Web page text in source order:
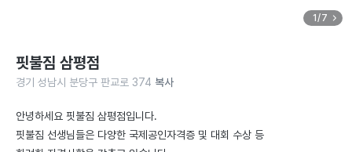
1/7
핏불짐 삼평점
경기 성남시 분당구 판교로 374 복사
안녕하세요 핏불짐 삼평점입니다.
핏불짐 선생님들은 다양한 국제공인자격증 및 대회 수상 등